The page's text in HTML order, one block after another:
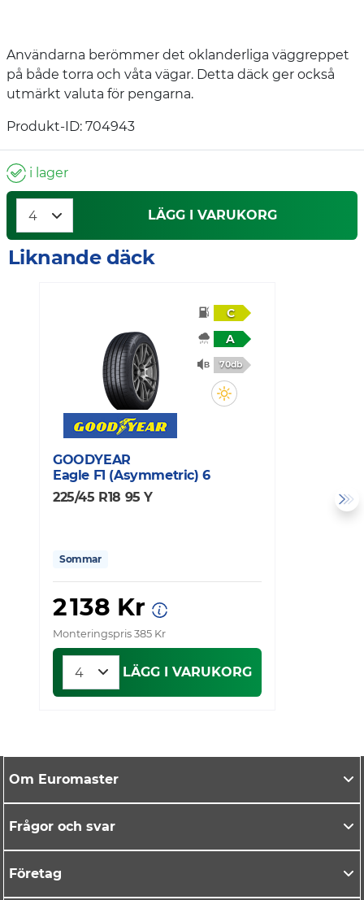
Användarna berömmer det oklanderliga väggreppet
på både torra och våta vägar. Detta däck ger också
utmärkt valuta för pengarna.
Produkt-ID: 704943
i lager
LÄGG I VARUKORG
Liknande däck
C
A
70db
GOODYEAR
Eagle F1 (Asymmetric) 6
225/45 R18 95 Y
Sommar
2 138 Kr
Monteringspris 385 Kr
LÄGG I VARUKORG
Om Euromaster
Frågor och svar
Företag